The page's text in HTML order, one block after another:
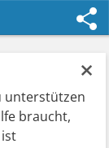
×
unterstützen
braucht,